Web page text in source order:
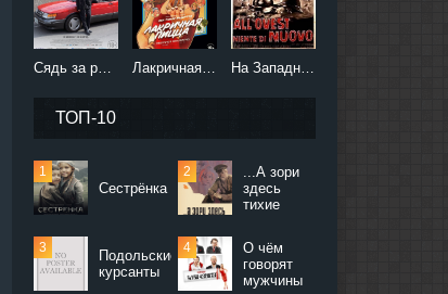
Сядь за руль моей машины (2021) Лакричная пицца (2021) На Западном фронте без перемен (2022)
ТОП-10
Сестрёнка
...А зори
здесь
тихие
Подольские
курсанты
О чём
говорят
мужчины